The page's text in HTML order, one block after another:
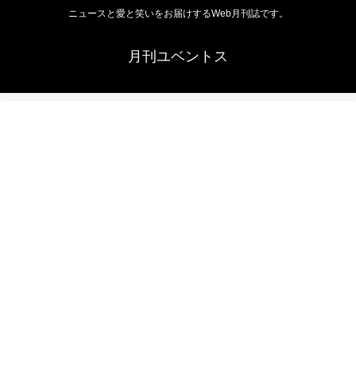
ニュースと愛と笑いをお届けするWeb月刊誌です。
月刊ユベントス